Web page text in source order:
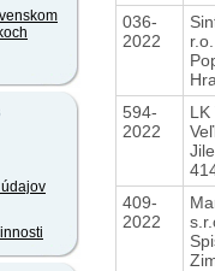
036-
2022
r.o.
594-
2022
LK
409-
2022